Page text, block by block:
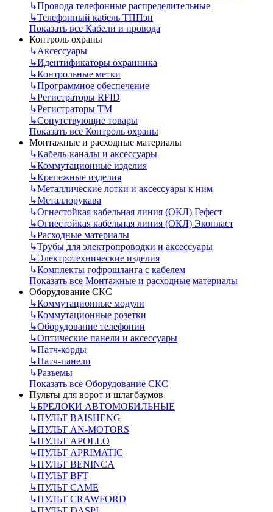
↳Провода телефонные распределительные
↳Телефонный кабель ТППэп
Показать все Кабели и провода
Контроль охраны
↳Аксессуары
↳Идентификаторы охранника
↳Контрольные метки
↳Программное обеспечение
↳Регистраторы RFID
↳Регистраторы ТМ
↳Сопутствующие товары
Показать все Контроль охраны
Монтажные и расходные материалы
↳Кабель-каналы и аксессуары
↳Коммутационные изделия
↳Крепежные изделия
↳Металлические лотки и аксессуары к ним
↳Металлорукава
↳Огнестойкая кабельная линия (ОКЛ) Гефест
↳Огнестойкая кабельная линия (ОКЛ) Экопласт
↳Расходные материалы
↳Трубы для электропроводки и аксессуары
↳Электротехнические изделия
↳Комплекты гофрошланга с кабелем
Показать все Монтажные и расходные материалы
Оборудование СКС
↳Коммутационные модули
↳Коммутационные розетки
↳Оборудование телефонии
↳Оптические панели и аксессуары
↳Патч-корды
↳Патч-панели
↳Разъемы
Показать все Оборудование СКС
Пульты для ворот и шлагбаумов
↳БРЕЛОКИ АВТОМОБИЛЬНЫЕ
↳ПУЛЬТ BAISHENG
↳ПУЛЬТ AN-MOTORS
↳ПУЛЬТ APOLLO
↳ПУЛЬТ APRIMATIC
↳ПУЛЬТ BENINCA
↳ПУЛЬТ BFT
↳ПУЛЬТ CAME
↳ПУЛЬТ CRAWFORD